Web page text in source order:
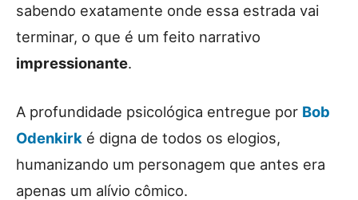
sabendo exatamente onde essa estrada vai
terminar, o que é um feito narrativo
impressionante.
A profundidade psicológica entregue por Bob
Odenkirk é digna de todos os elogios,
humanizando um personagem que antes era
apenas um alívio cômico.